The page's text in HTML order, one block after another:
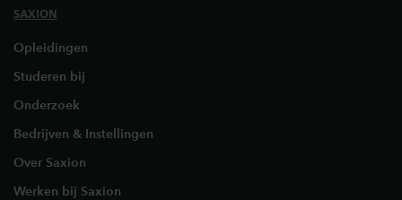
SAXION
Opleidingen
Studeren bij
Onderzoek
Bedrijven & Instellingen
Over Saxion
Werken bij Saxion